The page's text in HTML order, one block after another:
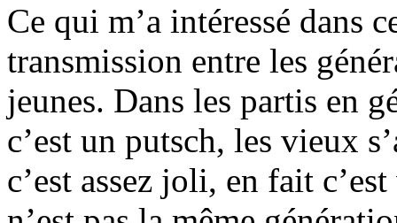
Ce qui m’a intéressé dans
transmission entre les
jeunes. Dans les partis en
c’est un putsch, les vieux
c’est assez joli, en fait